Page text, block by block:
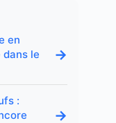
en
le
→
:
→